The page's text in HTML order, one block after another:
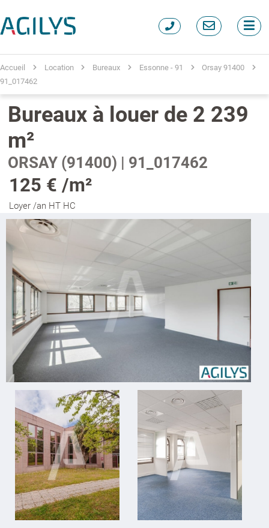
Accueil Location Bureaux Essonne - 91
Orsay 91400
91_017462
Bureaux à louer de 2 239
m²
ORSAY (91400) | 91_017462
125 € /m²
Loyer /an HT HC